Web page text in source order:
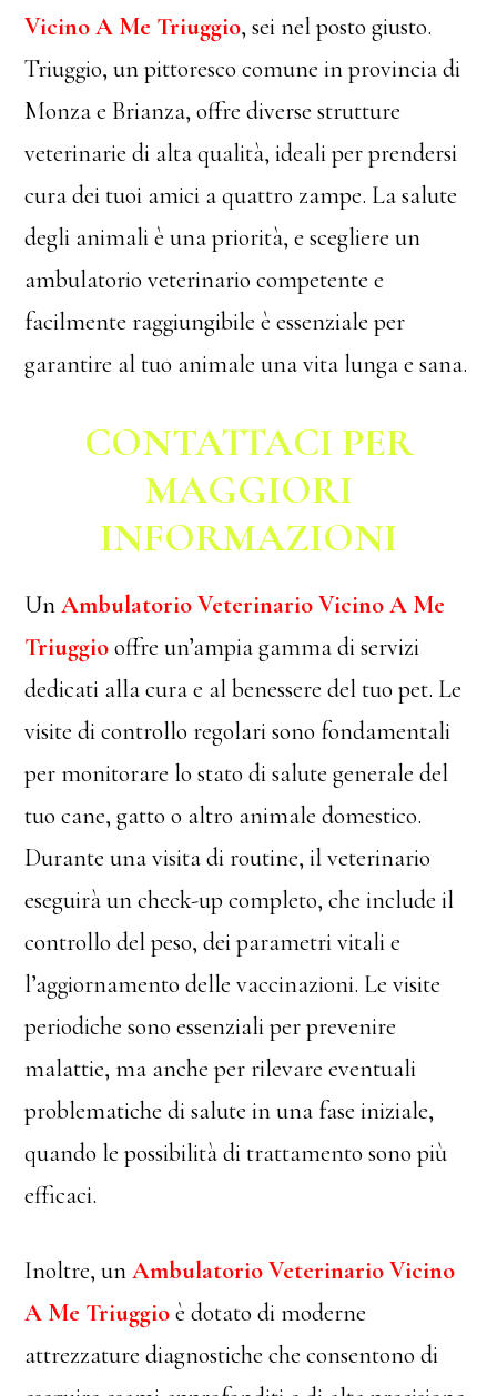
Vicino A Me Triuggio, sei nel posto giusto.
Triuggio, un pittoresco comune in provincia di
Monza e Brianza, offre diverse strutture
veterinarie di alta qualità, ideali per prendersi
cura dei tuoi amici a quattro zampe. La salute
degli animali è una priorità, e scegliere un
ambulatorio veterinario competente e
facilmente raggiungibile è essenziale per
garantire al tuo animale una vita lunga e sana.
CONTATTACI PER
MAGGIORI
INFORMAZIONI
UnAmbulatorio Veterinario Vicino A Me
Triuggiooffre un’ampia gamma di servizi
dedicati alla cura e al benessere del tuo pet. Le
visite di controllo regolari sono fondamentali
per monitorare lo stato di salute generale del
tuo cane, gatto o altro animale domestico.
Durante una visita di routine, il veterinario
eseguirà un check-up completo, che include il
controllo del peso, dei parametri vitali e
l’aggiornamento delle vaccinazioni. Le visite
periodiche sono essenziali per prevenire
malattie, ma anche per rilevare eventuali
problematiche di salute in una fase iniziale,
quando le possibilità di trattamento sono più
efficaci.
Inoltre, unAmbulatorio Veterinario Vicino
A Me Triuggioè dotato di moderne
attrezzature diagnostiche che consentono di